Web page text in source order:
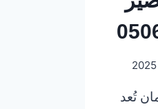
تُعد